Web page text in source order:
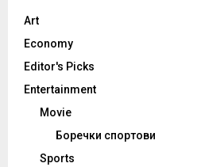
Art
Economy
Editor's Picks
Entertainment
Movie
Боречки спортови
Sports